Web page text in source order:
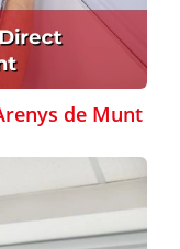
de Munt